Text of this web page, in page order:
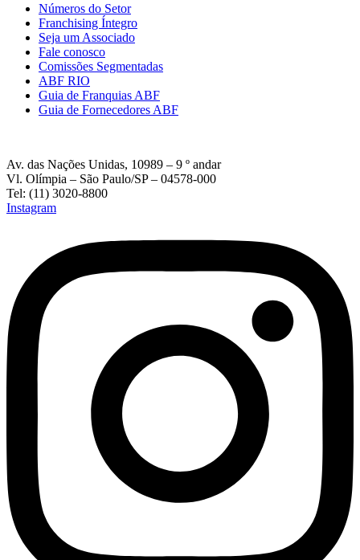
Números do Setor
Franchising Íntegro
Seja um Associado
Fale conosco
Comissões Segmentadas
ABF RIO
Guia de Franquias ABF
Guia de Fornecedores ABF
Av. das Nações Unidas, 10989 – 9 º andar
Vl. Olímpia – São Paulo/SP – 04578-000
Tel: (11) 3020-8800
Instagram